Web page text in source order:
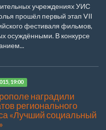
учреждениях УИС
прошёл первый этап VII
фестиваля фильмов,
осуждёнными. В конкурсе
19:00
наградили
регионального
«Лучший социальный